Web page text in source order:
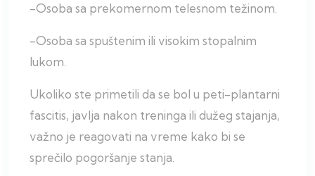
-Osoba sa prekomernom telesnom težinom.
-Osoba sa spuštenim ili visokim stopalnim
lukom.
Ukoliko ste primetili da se bol u peti-plantarni
fascitis, javlja nakon treninga ili dužeg stajanja,
važno je reagovati na vreme kako bi se
sprečilo pogoršanje stanja.